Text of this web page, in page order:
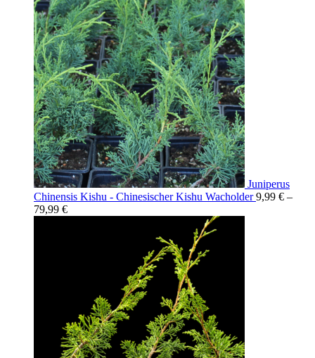
Juniperus
Chinensis Kishu - Chinesischer Kishu Wacholder 9,99 € –
79,99 €